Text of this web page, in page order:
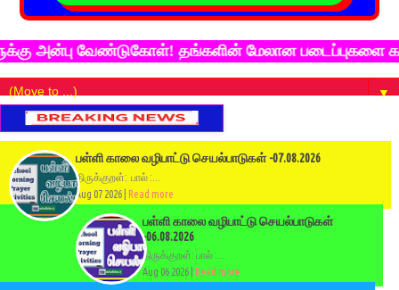
அன்பு வேண்டுகோள்! தங்களின் மேலான படைப்புகளை
▼
பள்ளி காலை வழிபாட்டு செயல்பாடுகள் -07.08.2026
திருக்குறள்: பால் :...
Aug 07 2026 |
Read more
பள்ளி காலை வழிபாட்டு செயல்பாடுகள்
-06.08.2026
திருக்குறள்: பால் :...
Aug 06 2026 | Read more